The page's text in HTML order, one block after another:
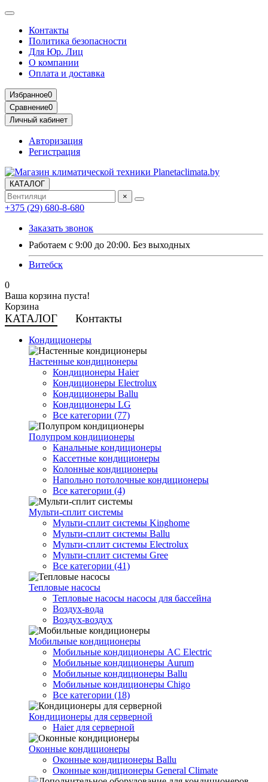
Контакты
Политика безопасности
Для Юр. Лиц
О компании
Оплата и доставка
Избранное0
Сравнение0
Личный кабинет
Авторизация
Регистрация
КАТАЛОГ
×
+375 (29) 680-8-680
Заказать звонок
Работаем с 9:00 до 20:00. Без выходных
Витебск
0
Ваша корзина пуста!
Корзина
КАТАЛОГ Контакты
Кондиционеры
Настенные кондиционеры
Кондиционеры Haier
Кондиционеры Electrolux
Кондиционеры Ballu
Кондиционеры LG
Все категории (77)
Полупром кондиционеры
Канальные кондиционеры
Кассетные кондиционеры
Колонные кондиционеры
Напольно потолочные кондиционеры
Все категории (4)
Мульти-сплит системы
Мульти-сплит системы Kinghome
Мульти-сплит системы Ballu
Мульти-сплит системы Electrolux
Мульти-сплит системы Gree
Все категории (41)
Тепловые насосы
Тепловые насосы насосы для бассейна
Воздух-вода
Воздух-воздух
Мобильные кондиционеры
Мобильные кондиционеры AC Electric
Мобильные кондиционеры Aurum
Мобильные кондиционеры Ballu
Мобильные кондиционеры Chigo
Все категории (18)
Кондиционеры для серверной
Haier для серверной
Оконные кондиционеры
Оконные кондиционеры Ballu
Оконные кондиционеры General Climate